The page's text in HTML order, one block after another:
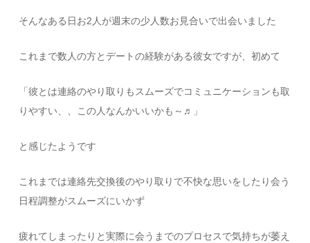
そんなある日お2人が週末の少人数お見合いで出会いました
これまで数人の方とデートの経験がある彼女ですが、初めて
「彼とは連絡のやり取りもスムーズでコミュニケーションも取
りやすい、、この人なんかいいかも～♬」
と感じたようです
これまでは連絡先交換後のやり取りで不快な思いをしたり会う
日程調整がスムーズにいかず
疲れてしまったりと実際に会うまでのプロセスで気持ちが萎え